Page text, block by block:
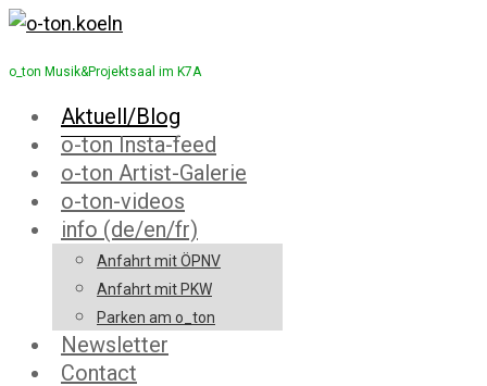
o_ton Musik&Projektsaal im K7A
Aktuell/Blog
o-ton Insta-feed
o-ton Artist-Galerie
o-ton-videos
info (de/en/fr)
Anfahrt mit ÖPNV
Anfahrt mit PKW
Parken am o_ton
Newsletter
Contact